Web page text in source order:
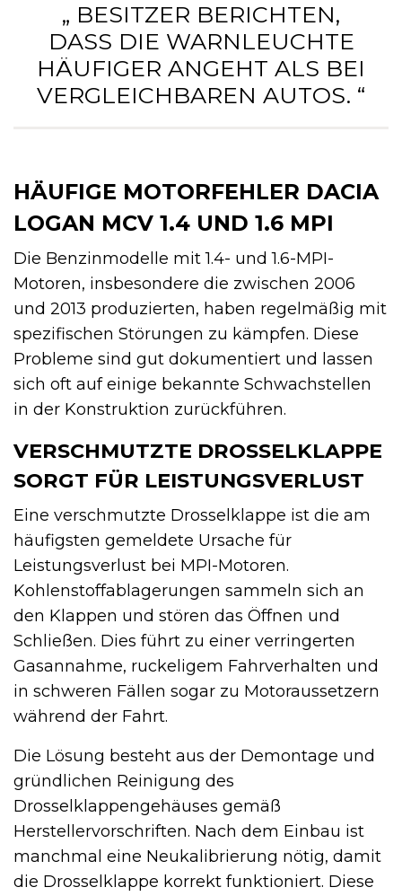
„ BESITZER BERICHTEN,
DASS DIE WARNLEUCHTE
HÄUFIGER ANGEHT ALS BEI
VERGLEICHBAREN AUTOS. “
HÄUFIGE MOTORFEHLER DACIA
LOGAN MCV 1.4 UND 1.6 MPI
Die Benzinmodelle mit 1.4- und 1.6-MPI-
Motoren, insbesondere die zwischen 2006
und 2013 produzierten, haben regelmäßig mit
spezifischen Störungen zu kämpfen. Diese
Probleme sind gut dokumentiert und lassen
sich oft auf einige bekannte Schwachstellen
in der Konstruktion zurückführen.
VERSCHMUTZTE DROSSELKLAPPE
SORGT FÜR LEISTUNGSVERLUST
Eine verschmutzte Drosselklappe ist die am
häufigsten gemeldete Ursache für
Leistungsverlust bei MPI-Motoren.
Kohlenstoffablagerungen sammeln sich an
den Klappen und stören das Öffnen und
Schließen. Dies führt zu einer verringerten
Gasannahme, ruckeligem Fahrverhalten und
in schweren Fällen sogar zu Motoraussetzern
während der Fahrt.
Die Lösung besteht aus der Demontage und
gründlichen Reinigung des
Drosselklappengehäuses gemäß
Herstellervorschriften. Nach dem Einbau ist
manchmal eine Neukalibrierung nötig, damit
die Drosselklappe korrekt funktioniert. Diese